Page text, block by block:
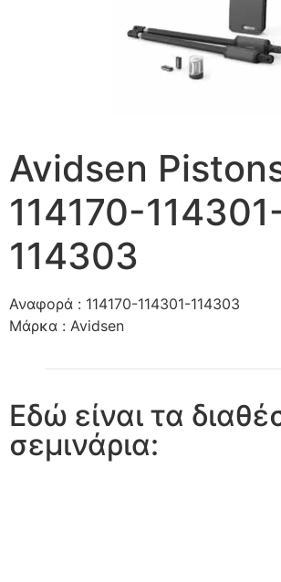
Avidsen
114170-
114303
Αναφορά : 114170-114301-114303
Μάρκα : Avidsen
Εδώ είναι τα
σεμινάρια: